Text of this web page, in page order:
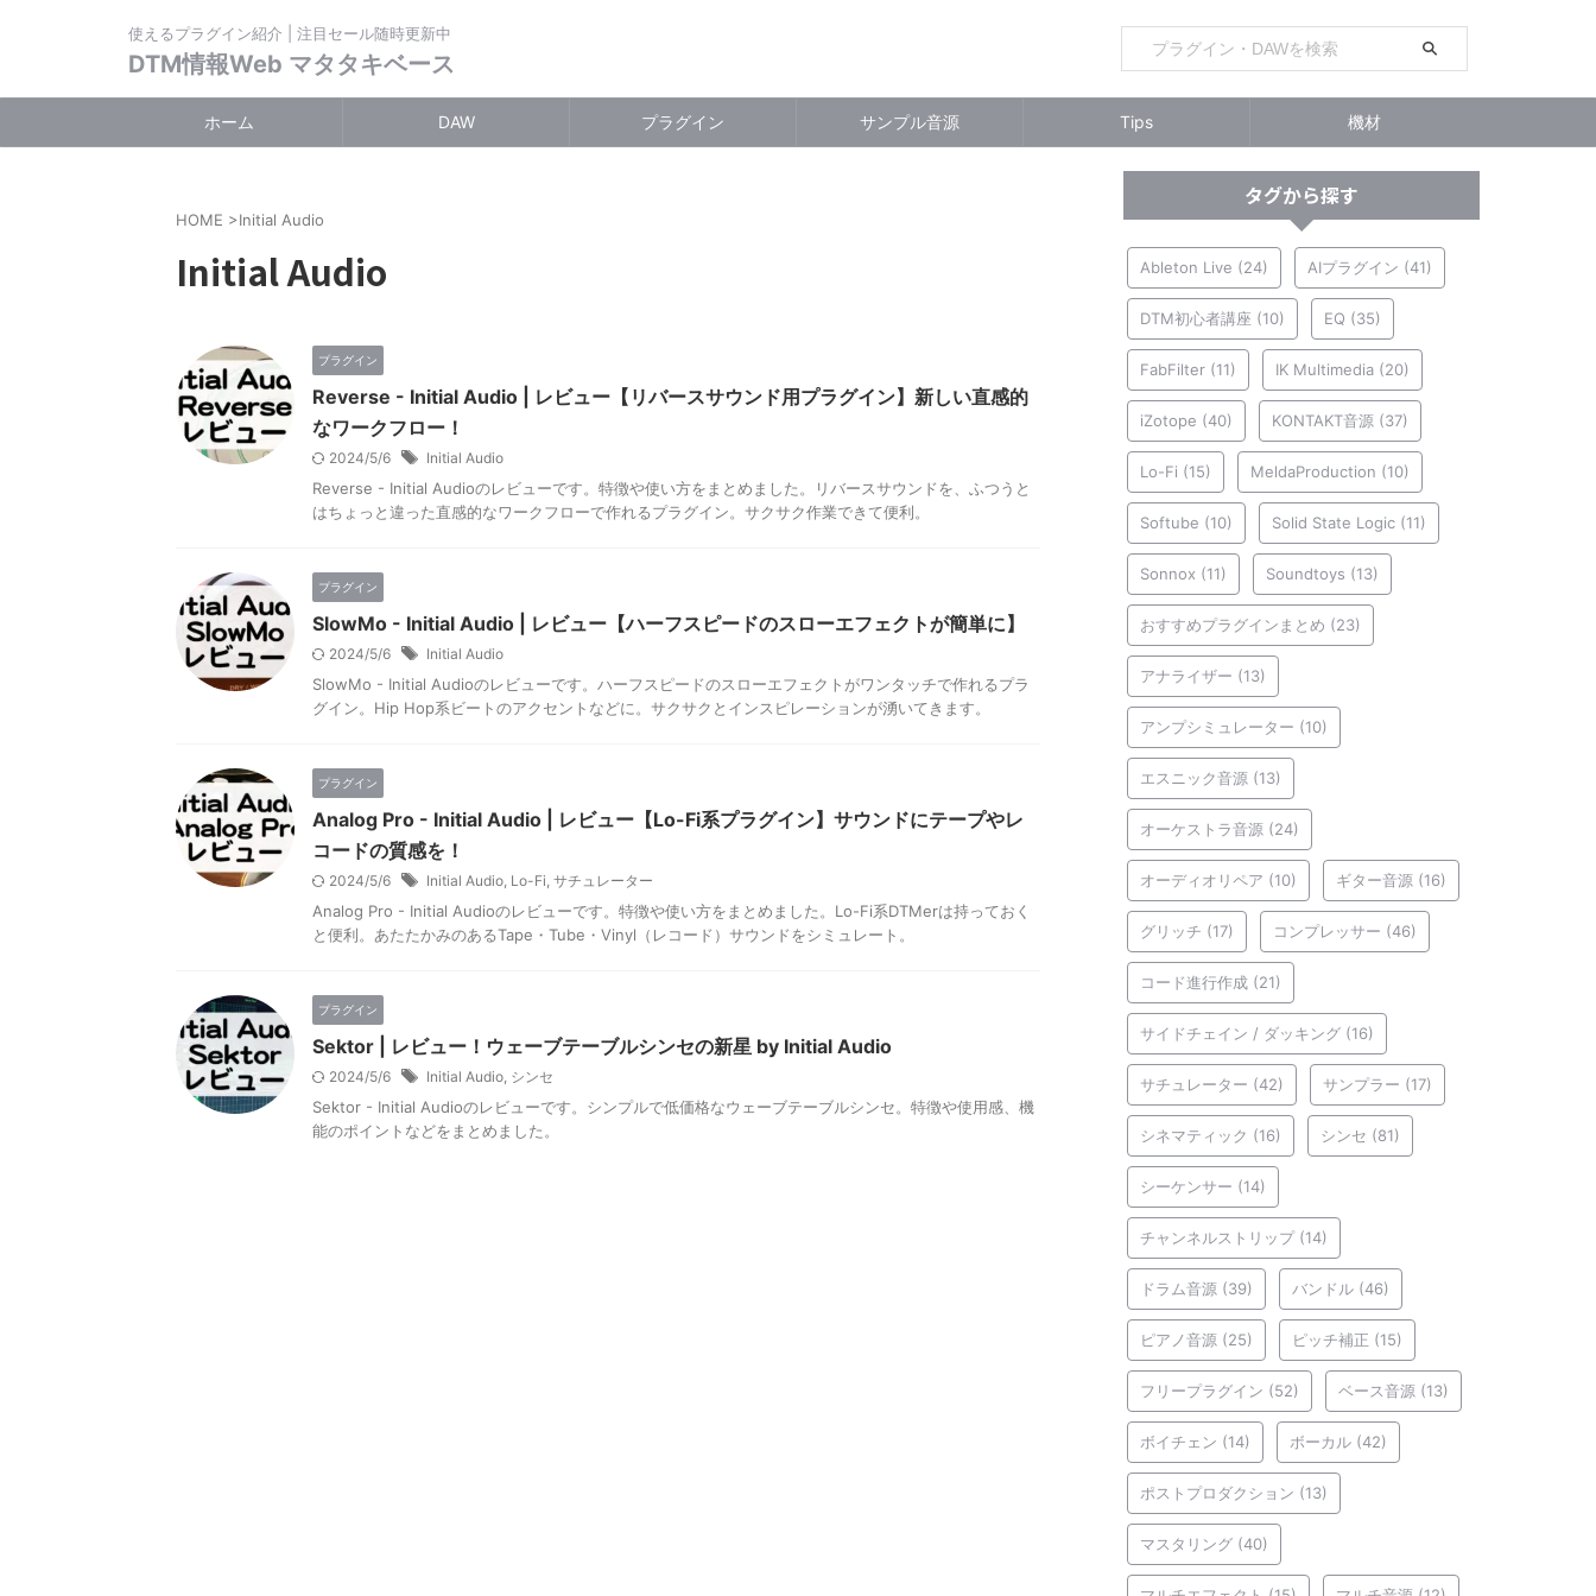
使えるプラグイン紹介 | 注目セール随時更新中
DTM情報Web マタタキベース
ホーム DAW プラグイン サンプル音源 Tips 機材
HOME >Initial Audio
Initial Audio
プラグイン
Reverse - Initial Audio | レビュー【リバースサウンド用プラグイン】新しい直感的
なワークフロー！
2024/5/6 Initial Audio
Reverse - Initial Audioのレビューです。特徴や使い方をまとめました。リバースサウンドを、ふつうと
はちょっと違った直感的なワークフローで作れるプラグイン。サクサク作業できて便利。
プラグイン
SlowMo - Initial Audio | レビュー【ハーフスピードのスローエフェクトが簡単に】
2024/5/6 Initial Audio
SlowMo - Initial Audioのレビューです。ハーフスピードのスローエフェクトがワンタッチで作れるプラ
グイン。Hip Hop系ビートのアクセントなどに。サクサクとインスピレーションが湧いてきます。
プラグイン
Analog Pro - Initial Audio | レビュー【Lo-Fi系プラグイン】サウンドにテープやレ
コードの質感を！
2024/5/6 Initial Audio, Lo-Fi, サチュレーター
Analog Pro - Initial Audioのレビューです。特徴や使い方をまとめました。Lo-Fi系DTMerは持っておく
と便利。あたたかみのあるTape・Tube・Vinyl（レコード）サウンドをシミュレート。
プラグイン
Sektor | レビュー！ウェーブテーブルシンセの新星 by Initial Audio
2024/5/6 Initial Audio, シンセ
Sektor - Initial Audioのレビューです。シンプルで低価格なウェーブテーブルシンセ。特徴や使用感、機
能のポイントなどをまとめました。
タグから探す
Ableton Live (24) AIプラグイン (41)
DTM初心者講座 (10) EQ (35)
FabFilter (11) IK Multimedia (20)
iZotope (40) KONTAKT音源 (37)
Lo-Fi (15) MeldaProduction (10)
Softube (10) Solid State Logic (11)
Sonnox (11) Soundtoys (13)
おすすめプラグインまとめ (23)
アナライザー (13)
アンプシミュレーター (10)
エスニック音源 (13)
オーケストラ音源 (24)
オーディオリペア (10) ギター音源 (16)
グリッチ (17) コンプレッサー (46)
コード進行作成 (21)
サイドチェイン / ダッキング (16)
サチュレーター (42) サンプラー (17)
シネマティック (16) シンセ (81)
シーケンサー (14)
チャンネルストリップ(14)
ドラム音源 (39) バンドル (46)
ピアノ音源 (25) ピッチ補正 (15)
フリープラグイン (52) ベース音源 (13)
ボイチェン (14) ボーカル (42)
ポストプロダクション (13)
マスタリング (40)